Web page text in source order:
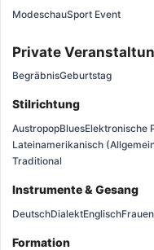
ModeschauSport Event
Private
BegräbnisGeburtstag
Stilrichtung
AustropopBluesElektronische
Lateinamerikanisch
Traditional
Instrumente & Gesang
DeutschDialektEnglisch
Formation